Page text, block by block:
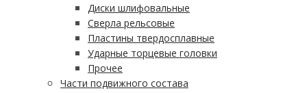
Диски шлифовальные
Сверла рельсовые
Пластины твердосплавные
Ударные торцевые головки
Прочее
Части подвижного состава